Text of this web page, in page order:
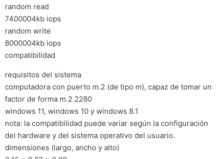
random read
7400004kb iops
random write
8000004kb iops
compatibilidad
requisitos del sistema
computadora con puerto m.2 (de tipo m), capaz de tomar un
factor de forma m.2 2280
windows 11, windows 10 y windows 8.1
nota: la compatibilidad puede variar según la configuración
del hardware y del sistema operativo del usuario.
dimensiones (largo, ancho y alto)